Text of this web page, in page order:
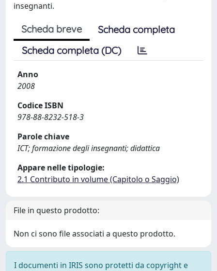
insegnanti.
Scheda breve
Scheda completa
Scheda completa (DC)
Anno
2008
Codice ISBN
978-88-8232-518-3
Parole chiave
ICT; formazione degli insegnanti; didattica
Appare nelle tipologie:
2.1 Contributo in volume (Capitolo o Saggio)
File in questo prodotto:
Non ci sono file associati a questo prodotto.
I documenti in IRIS sono protetti da copyright e